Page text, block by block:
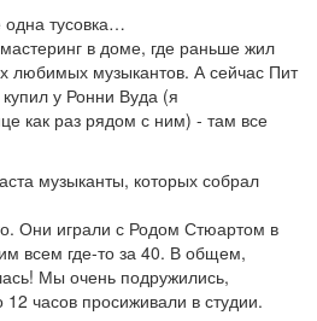
одна тусовка…
в доме, где раньше жил
любимых музыкантов. А сейчас Пит
у Ронни Вуда (я
как раз рядом с ним) - там все
музыканты, которых собрал
Они играли с Родом Стюартом в
всем где-то за 40. В общем,
Мы очень подружились,
12 часов просиживали в студии.